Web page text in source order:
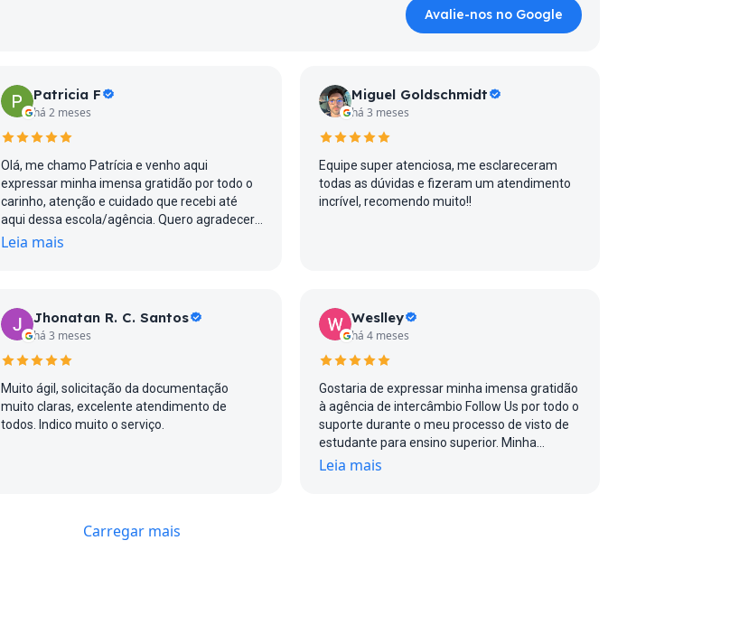
Avalie-nos no Google
Patricia F
há 2 meses
Olá, me chamo Patrícia e venho aqui
expressar minha imensa gratidão por todo o
carinho, atenção e cuidado que recebi até
aqui dessa escola/agência. Quero agradecer
especialmente à Priscila e ao Iago, que
me marcou foi a sinceridade, a transparência
e a forma verdadeira com que sempre
primordial. Muito obrigada por todo o cuidado
e atenção com minha filha amada, Gabriela.
Tenho certeza de que essa será uma
experiência incrível e transformadora para a
Leia mais
Miguel Goldschmidt
há 3 meses
Equipe super atenciosa, me esclareceram
todas as dúvidas e fizeram um atendimento
incrível, recomendo muito!!
Jhonatan R. C. Santos
há 3 meses
Muito ágil, solicitação da documentação
muito claras, excelente atendimento de
todos. Indico muito o serviço.
Weslley
há 4 meses
Gostaria de expressar minha imensa gratidão
à agência de intercâmbio Follow Us por todo o
suporte durante o meu processo de visto de
estudante para ensino superior. Minha
experiência foi simplesmente incrível, desde o
Leia mais
Carregar mais